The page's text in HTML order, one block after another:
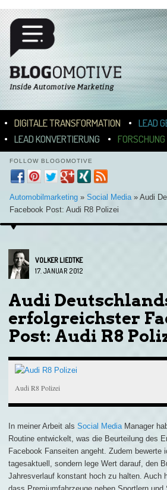
ZUM INHALT WECHSELN
ZUM SEKUNDÄREN INHALT WECHSELN
DIGITALE TRANSFORMATION
LEAD
LEAD KONVERTIERUNG
FORSCHUNG
FOLLOW BLOGOMOTIVE
Automobilmarketing » Social Media» Audi
Facebook Post: Audi R8 Polizei
VOLKER LIEDTKE
17. JANUAR 2012
Audi
erfolgreichster
Post: Audi R8
Audi R8 Polizei
In meiner Arbeit als Social Media Manager
Routine entwickelt, was die Beurteilung des
Facebook Fanseiten angeht. Zudem bewerte
tagesaktuell, sondern lege Wert darauf, den
Jahresverlauf konstant hoch zu halten. Auch